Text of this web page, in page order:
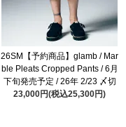
26SM【予約商品】glamb / Mar
ble Pleats Cropped Pants / 6月
下旬発売予定 / 26年 2/23 〆切
23,000円(税込25,300円)